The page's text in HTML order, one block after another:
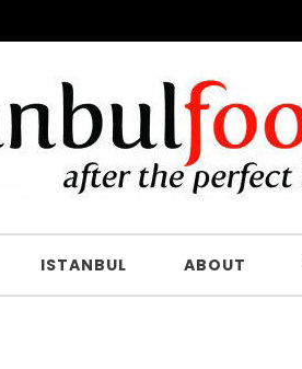
ISTANBUL ABOUT